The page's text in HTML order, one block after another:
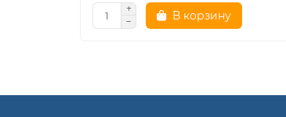
В корзину